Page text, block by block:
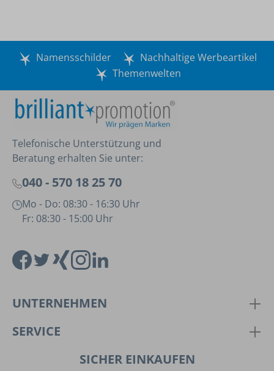
Namensschilder
Nachhaltige Werbeartikel
Themenwelten
Telefonische Unterstützung und
Beratung erhalten Sie unter:
040 - 570 18 25 70
Mo - Do: 08:30 - 16:30 Uhr
Fr: 08:30 - 15:00 Uhr
UNTERNEHMEN
SERVICE
SICHER EINKAUFEN